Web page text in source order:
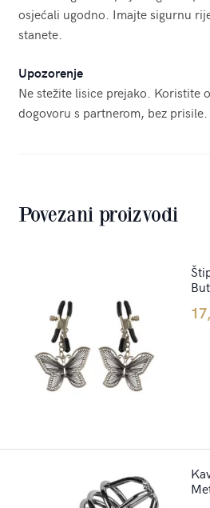
osjećali ugodno. Imajte sigurnu
stanete.
Upozorenje
Ne stežite lisice prejako. Koristite
dogovoru s partnerom, bez prisile.
Povezani proizvodi